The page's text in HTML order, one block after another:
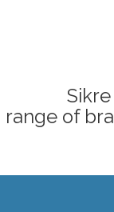
range of